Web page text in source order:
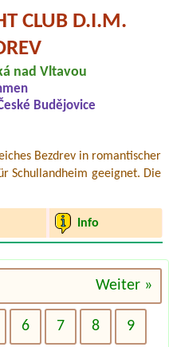
CLUB D.I.M.
nad Vltavou
Budějovice
Bezdrev in romantischer
Schullandheim geeignet. Die
Info
Weiter »
6 7 8 9